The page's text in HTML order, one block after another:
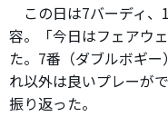
この日は7バーディ、
容。「今日はフェアウ
た。7番（ダブルボギ
れ以外は良いプレーが
振り返った。